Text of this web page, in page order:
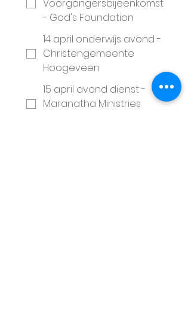
Voorgangersbijeenkomst
- God's Foundation
14 april onderwijs avond -
Christengemeente
Hoogeveen
15 april avond dienst -
Maranatha Ministries